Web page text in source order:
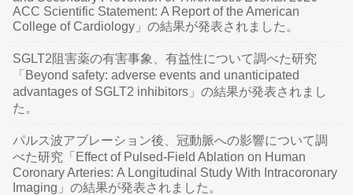
ACC Scientific Statement: A Report of the American
College of Cardiology」の結果が発表されました。
SGLT2阻害薬の有害事象、有益性について調べた研究
「Beyond safety: adverse events and unanticipated
advantages of SGLT2 inhibitors」の結果が発表されまし
た。
パルス波アブレーション後、冠動脈への影響について調
べた研究「Effect of Pulsed-Field Ablation on Human
Coronary Arteries: A Longitudinal Study With Intracoronary
Imaging」の結果が発表されました。